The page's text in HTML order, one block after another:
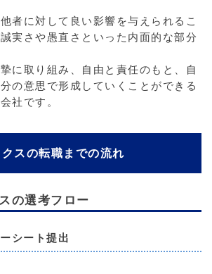
者に対して良い影響を与えられるこ
実さや愚直さといった内面的な部分
に取り組み、自由と責任のもと、自
の意思で形成していくことができる
社です。
スの転職までの流れ
の選考フロー
シート提出